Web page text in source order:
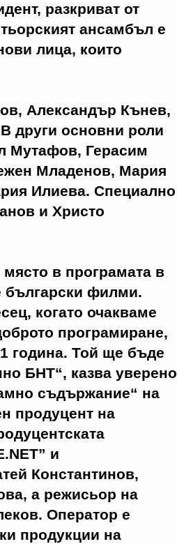
разкриват от
ансамбъл е
лица, които
Александър Кънев,
други основни роли
Мутафов, Герасим
Младенов, Мария
Илиева. Специално
и Христо
в програмата в
български филми.
когато очакваме
програмиране,
година. Той ще бъде
БНТ“, казва уверено
съдържание“ на
продуцент на
и
Константинов,
а режисьор на
Оператор е
продукции на